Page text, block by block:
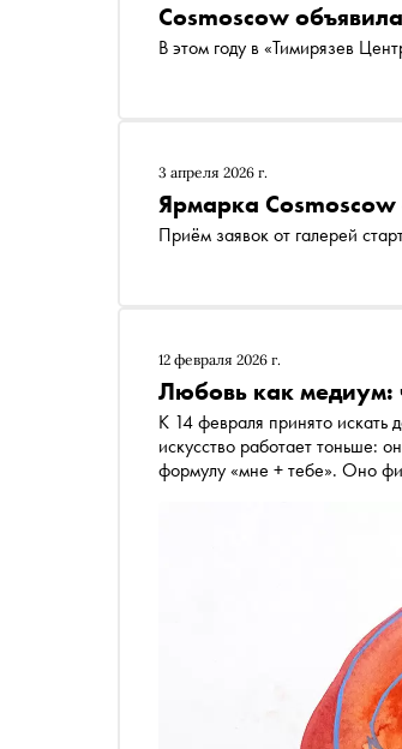
Cosmoscow
В этом году в «Тимирязев
3 апреля 2026 г.
Ярмарка Cosmoscow
Приём заявок от галерей
12 февраля 2026 г.
Любовь как медиум:
К 14 февраля принято искать
искусство работает тоньше:
формулу «мне + тебе». Оно